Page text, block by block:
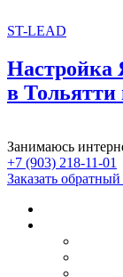
ST-LEAD
Настройка
в Тольятти
Занимаюсь
+7 (903) 218-11-01
Заказать